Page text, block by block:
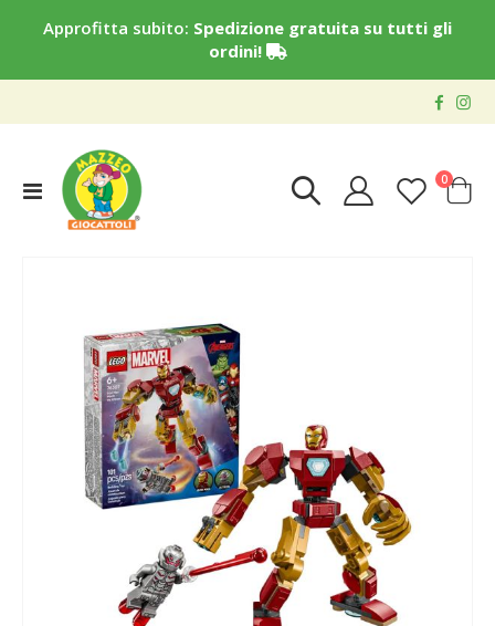
Approfitta subito: Spedizione gratuita su tutti gli
ordini!
Toggle
Nav
Cart
0elementi